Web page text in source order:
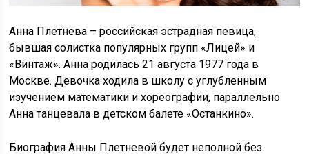
Анна Плетнева – российская эстрадная певица,
бывшая солистка популярных групп «Лицей» и
«Винтаж». Анна родилась 21 августа 1977 года в
Москве. Девочка ходила в школу с углубленным
изучением математики и хореографии, параллельно
Анна танцевала в детском балете «Останкино».
Биография Анны Плетневой будет неполной без